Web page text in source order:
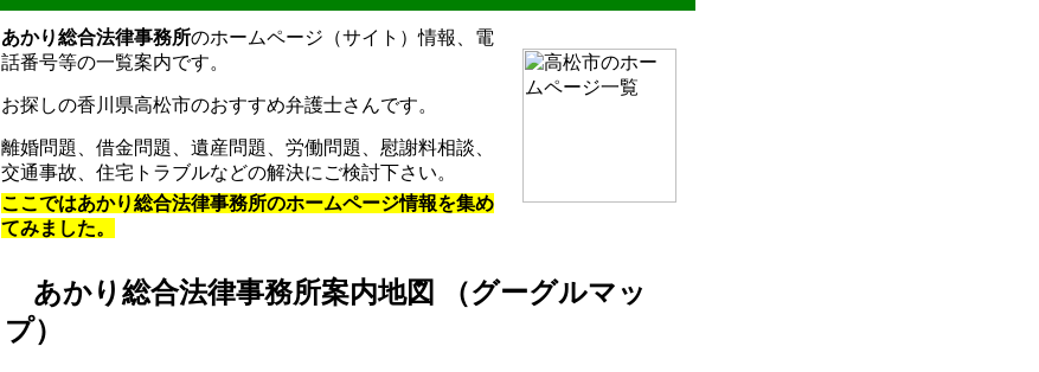
あかり総合法律事務所のホームページ（サイト）情報、電
話番号等の一覧案内です。
お探しの香川県高松市のおすすめ弁護士さんです。
離婚問題、借金問題、遺産問題、労働問題、慰謝料相談、
交通事故、住宅トラブルなどの解決にご検討下さい。
ここではあかり総合法律事務所のホームページ情報を集め
てみました。
あかり総合法律事務所案内地図 （グーグルマッ
プ）